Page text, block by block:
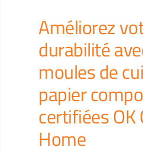
Améliorez
durabilité
moules de
papier
certifiées
Home